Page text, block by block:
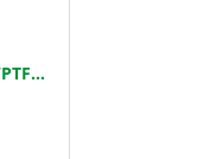
(Stahl/Sinterbronze/PTFE)